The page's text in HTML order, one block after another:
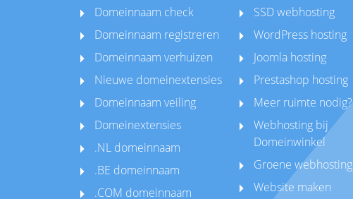
Domeinnaam check
Domeinnaam registreren
Domeinnaam verhuizen
Nieuwe domeinextensies
Domeinnaam veiling
Domeinextensies
.NL domeinnaam
.BE domeinnaam
.COM domeinnaam
SSD webhosting
WordPress hosting
Joomla hosting
Prestashop hosting
Meer ruimte nodig?
Webhosting bij
Domeinwinkel
Groene webhosting
Website maken